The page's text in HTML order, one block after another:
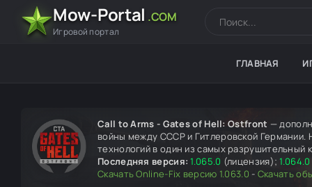
Mow-Portal .COM
Игровой портал
ГЛАВНАЯ
Call to Arms - Gates of Hell: Ostfront —
войны между СССР и Гитлеровской Германии.
технологий в один из самых разрушительный
Последняя версия:1.065.0 (лицензия);1.064.0
Скачать Online-Fix версию 1.063.0 - Скачать